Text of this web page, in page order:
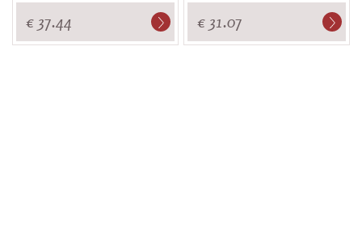
€ 37.44 € 31.07